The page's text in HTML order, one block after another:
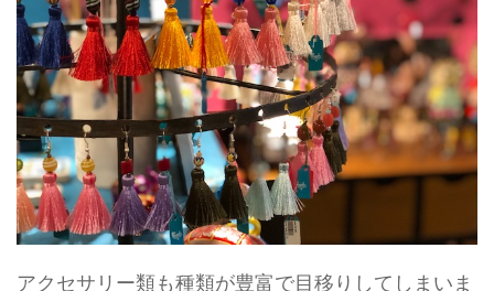
アクセサリー類も種類が豊富で目移りしてしまいま